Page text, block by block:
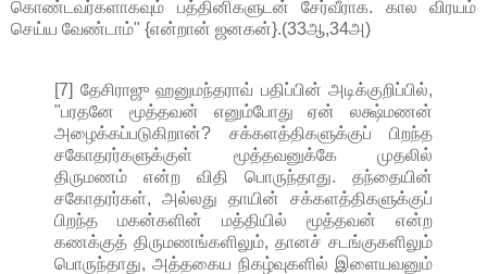
கொண்டவர்களாகவும் பத்தினிகளுடன் சேர்வீராக. கால விரயம்
செய்ய வேண்டாம்" {என்றான் ஜனகன்}.(33ஆ,34அ)
[7] தேசிராஜு ஹனுமந்தராவ் பதிப்பின் அடிக்குறிப்பில்,
"பரதனே மூத்தவன் எனும்போது ஏன் லக்ஷ்மணன்
அழைக்கப்படுகிறான்? சக்களத்திகளுக்குப் பிறந்த
சகோதரர்களுக்குள் மூத்தவனுக்கே முதலில்
திருமணம் என்ற விதி பொருந்தாது. தந்தையின்
சகோதரர்கள், அல்லது தாயின் சக்களத்திகளுக்குப்
பிறந்த மகன்களின் மத்தியில் மூத்தவன் என்ற
கணக்குத் திருமணங்களிலும், தானச் சடங்குகளிலும்
பொருந்தாது, அத்தகைய நிகழ்வுகளில் இளையவனும்